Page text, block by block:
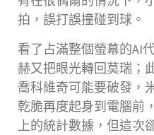
拍，誤打誤撞碰到球。
看了占滿整個螢幕的AI
赫又把眼光轉回莫瑞；
喬科維奇可能要破發，
乾脆再度起身到電腦前
上的統計數據，但這次